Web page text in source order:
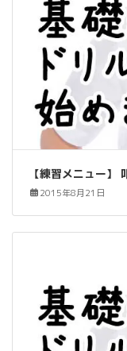
【練習メニュー】
2015年8月21日